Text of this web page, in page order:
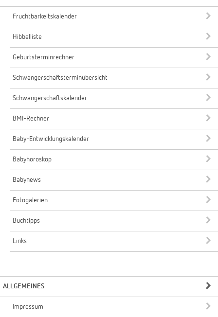
Fruchtbarkeitskalender
Hibbelliste
Geburtsterminrechner
Schwangerschaftsterminübersicht
Schwangerschaftskalender
BMI-Rechner
Baby-Entwicklungskalender
Babyhoroskop
Babynews
Fotogalerien
Buchtipps
Links
ALLGEMEINES
Impressum